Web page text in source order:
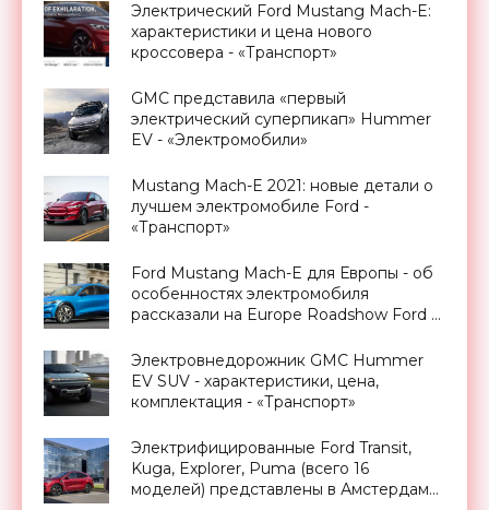
Электрический Ford Mustang Mach-E:
характеристики и цена нового
кроссовера - «Транспорт»
GMC представила «первый
электрический суперпикап» Hummer
EV - «Электромобили»
Mustang Mach-E 2021: новые детали о
лучшем электромобиле Ford -
«Транспорт»
Ford Mustang Mach-E для Европы - об
особенностях электромобиля
рассказали на Europe Roadshow Ford -
Электровнедорожник GMC Hummer
EV SUV - характеристики, цена,
комплектация - «Транспорт»
Электрифицированные Ford Transit,
Kuga, Explorer, Puma (всего 16
моделей) представлены в Амстердаме